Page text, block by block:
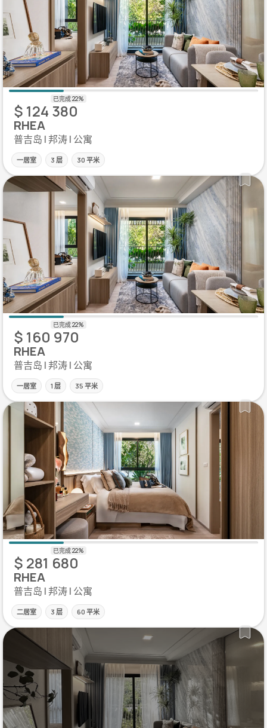
$ 124 380
RHEA
普吉岛 | 邦涛 | 公寓
一居室 3 层 30 平米
$ 160 970
RHEA
普吉岛 | 邦涛 | 公寓
一居室 1 层 35 平米
$ 281 680
RHEA
普吉岛 | 邦涛 | 公寓
二居室 3 层 60 平米